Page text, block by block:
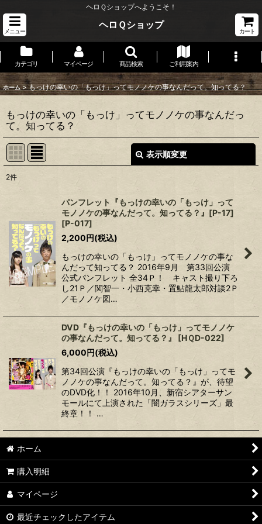
ヘロＱショップへようこそ！
メニュー
ヘロＱショップ
カート
カテゴリ マイページ 商品検索 ご利用案内
ホーム > もっけの幸いの「もっけ」ってモノノケの事なんだって。知ってる？
もっけの幸いの「もっけ」ってモノノケの事なんだっ
て。知ってる？
表示順変更
表示数
並び順:
絞り込む
2件
パンフレット『もっけの幸いの「もっけ」って
モノノケの事なんだって。知ってる？』[P-17]
[P-017]
2,200円(税込)
もっけの幸いの「もっけ」ってモノノケの事な
んだって知ってる？ 2016年9月 第33回公演
公式パンフレット 全34Ｐ！ キャスト撮り下ろ
し21Ｐ／関智一・小西克幸・置鮎龍太郎対談2Ｐ
／モノノケ図…
DVD『もっけの幸いの「もっけ」ってモノノケ
の事なんだって。知ってる？』
[HＱD-022]
6,000円(税込)
第34回公演『もっけの幸いの「もっけ」ってモ
ノノケの事なんだって。知ってる？』が、待望
のDVD化！！ 2016年10月、新宿シアターサン
モールにて上演された「闇ガラスシリーズ」最
終章！！ …
ホーム
購入明細
マイページ
最近チェックしたアイテム